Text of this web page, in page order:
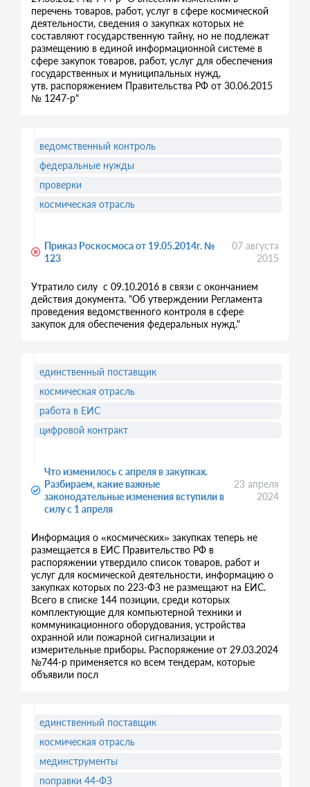
перечень товаров, работ, услуг в сфере космической
деятельности, сведения о закупках которых не
составляют государственную тайну, но не подлежат
размещению в единой информационной системе в
сфере закупок товаров, работ, услуг для обеспечения
государственных и муниципальных нужд,
утв. распоряжением Правительства РФ от 30.06.2015
№ 1247-р"
Приказ Роскосмоса от 19.05.2014г. №
123
07 августа
2015
Утратило силу с 09.10.2016 в связи с окончанием
действия документа. "Об утверждении Регламента
проведения ведомственного контроля в сфере
закупок для обеспечения федеральных нужд."
ведомственный контроль
федеральные нужды
проверки
космическая отрасль
Что изменилось с апреля в закупках.
Разбираем, какие важные
законодательные изменения вступили в
силу с 1 апреля
23 апреля
2024
Информация о «космических» закупках теперь не
размещается в ЕИС Правительство РФ в
распоряжении утвердило список товаров, работ и
услуг для космической деятельности, информацию о
закупках которых по 223-ФЗ не размещают на ЕИС.
Всего в списке 144 позиции, среди которых
комплектующие для компьютерной техники и
коммуникационного оборудования, устройства
охранной или пожарной сигнализации и
измерительные приборы. Распоряжение от 29.03.2024
№744-р применяется ко всем тендерам, которые
объявили посл
единственный поставщик
космическая отрасль
работа в ЕИС
цифровой контракт
единственный поставщик
космическая отрасль
мединструменты
поправки 44-ФЗ